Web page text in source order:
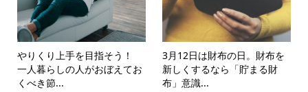
やりくり上手を目指そう！
一人暮らしの人がおぼえてお
くべき節...
3月12日は財布の日。財布を
新しくするなら「貯まる財
布」意識...